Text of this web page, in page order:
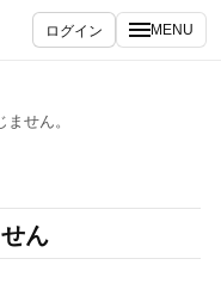
ログイン MENU
せん。
ん